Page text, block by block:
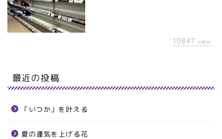
10847 view
最近の投稿
「いつか」を叶える
夏の運気を上げる花